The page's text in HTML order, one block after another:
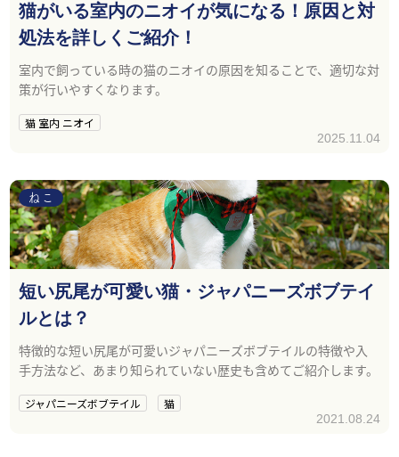
猫がいる室内のニオイが気になる！原因と対
処法を詳しくご紹介！
室内で飼っている時の猫のニオイの原因を知ることで、適切な対
策が行いやすくなります。
猫 室内 ニオイ
2025.11.04
ねこ
短い尻尾が可愛い猫・ジャパニーズボブテイ
ルとは？
特徴的な短い尻尾が可愛いジャパニーズボブテイルの特徴や入
手方法など、あまり知られていない歴史も含めてご紹介します。
ジャパニーズボブテイル 猫
2021.08.24